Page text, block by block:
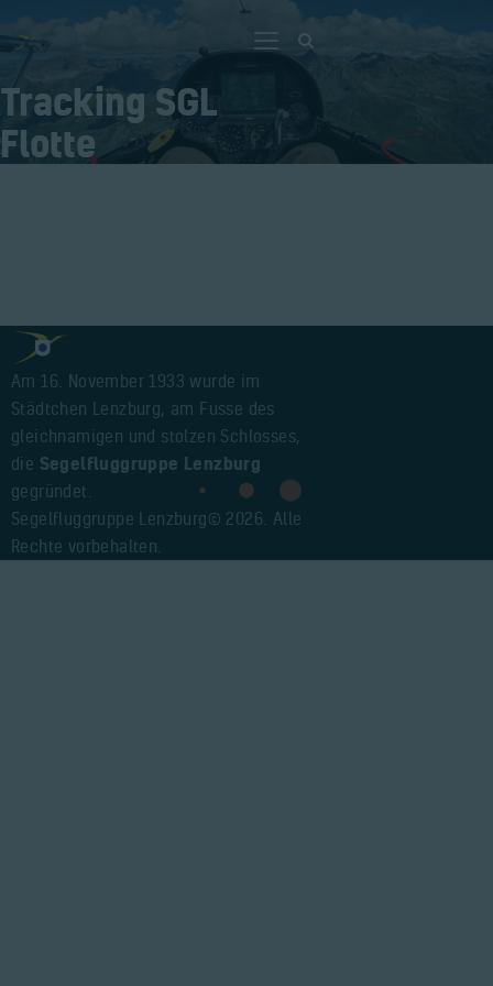
Tracking SGL
FlotteHome
Anmelden
Am 16. November 1933 wurde im
Städtchen Lenzburg, am Fusse des
gleichnamigen und stolzen Schlosses,
die Segelfluggruppe Lenzburg
gegründet.
Segelfluggruppe Lenzburg© 2026. Alle
Rechte vorbehalten.